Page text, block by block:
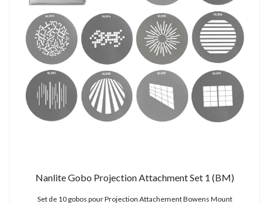
Nanlite Gobo Projection Attachment Set 1 (BM)
Set de 10 gobos pour Projection Attachement Bowens Mount